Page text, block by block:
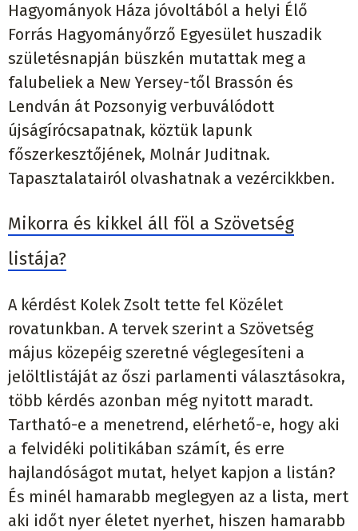
Hagyományok Háza jóvoltából a helyi Élő
Forrás Hagyományőrző Egyesület huszadik
születésnapján büszkén mutattak meg a
falubeliek a New Yersey-től Brassón és
Lendván át Pozsonyig verbuválódott
újságírócsapatnak, köztük lapunk
főszerkesztőjének, Molnár Juditnak.
Tapasztalatairól olvashatnak a vezércikkben.
Mikorra és kikkel áll föl a Szövetség
listája?
A kérdést Kolek Zsolt tette fel Közélet
rovatunkban. A tervek szerint a Szövetség
május közepéig szeretné véglegesíteni a
jelöltlistáját az őszi parlamenti választásokra,
több kérdés azonban még nyitott maradt.
Tartható-e a menetrend, elérhető-e, hogy aki
a felvidéki politikában számít, és erre
hajlandóságot mutat, helyet kapjon a listán?
És minél hamarabb meglegyen az a lista, mert
aki időt nyer életet nyerhet, hiszen hamarabb